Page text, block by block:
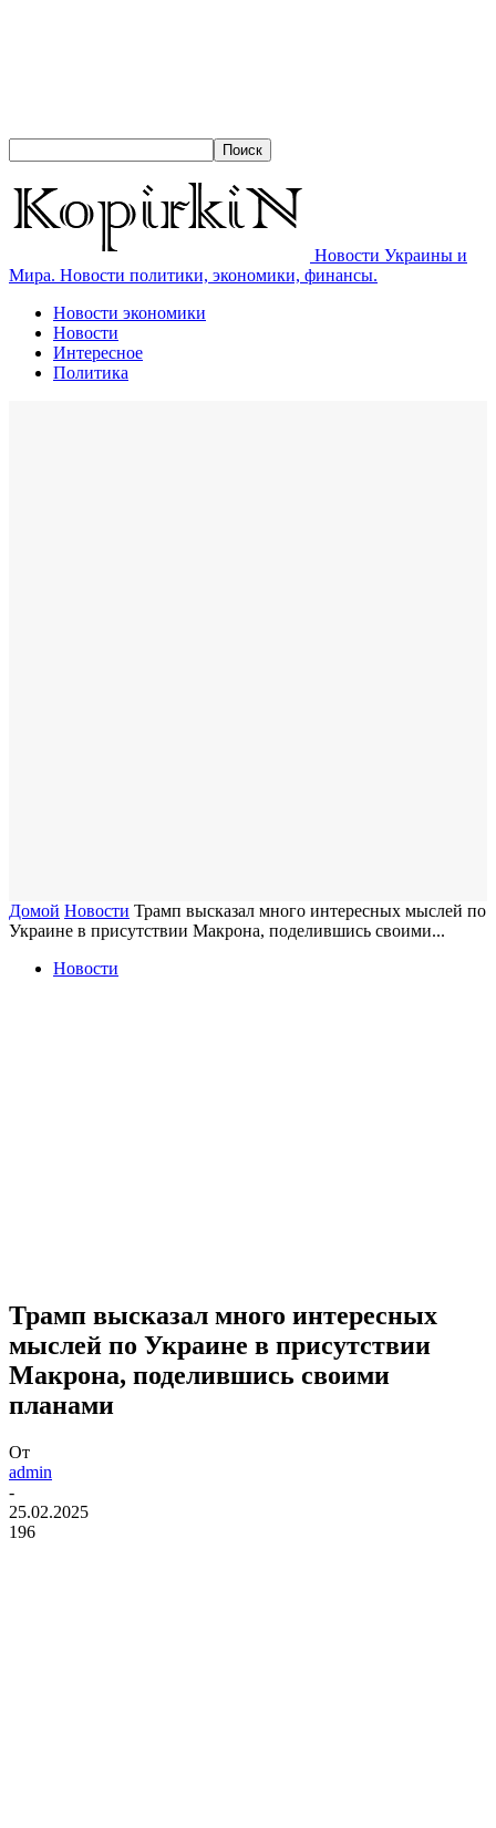
Новости Украины и
Мира. Новости политики, экономики, финансы.
Новости экономики
Новости
Интересное
Политика
Домой Новости Трамп высказал много интересных мыслей по
Украине в присутствии Макрона, поделившись своими...
Новости
Трамп высказал много интересных
мыслей по Украине в присутствии
Макрона, поделившись своими
планами
От
admin
-
25.02.2025
196